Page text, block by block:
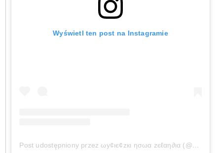
Wyświetl ten post na Instagramie
Post udostępniony przez ωу¢ιє¢zкι ησωα zєℓαη∂ια (@wycieczkinowazelandia)